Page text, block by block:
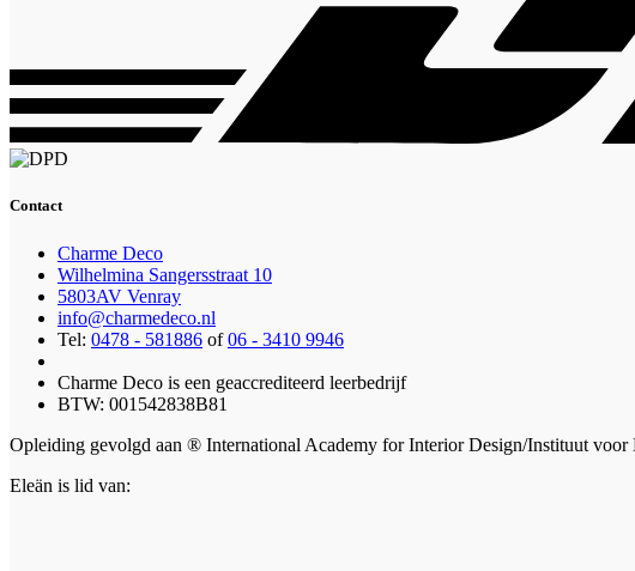
Contact
Charme Deco
Wilhelmina Sangersstraat 10
5803AV Venray
info@charmedeco.nl
Tel: 0478 - 581886 of06 - 3410 9946
Charme Deco is een geaccrediteerd leerbedrijf
BTW: 001542838B81
Opleiding gevolgd aan ® International Academy for Interior Design/Instituut
Eleän is lid van: